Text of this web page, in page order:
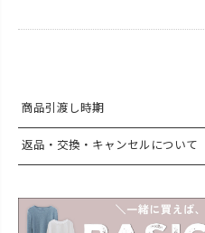
商品引渡し時期
返品・交換・キャンセルについて